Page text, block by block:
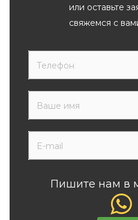
или оставьте
свяжемся с
Пишите нам в